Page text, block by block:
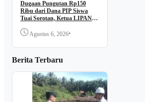
Dugaan Pungutan Rp150
Ribu dari Dana PIP Siswa
Tuai Sorotan, Ketua LIPAN
Bertindak
Agustus 6, 2026•
Berita Terbaru